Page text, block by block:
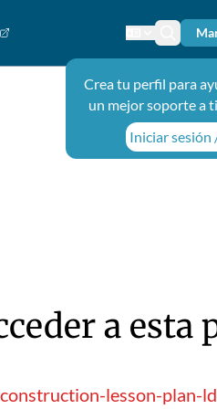
Cambiar el
Ícono de
Crea tu perfil para
un mejor soporte a
Iniciar sesión
a esta
lesson-plan-